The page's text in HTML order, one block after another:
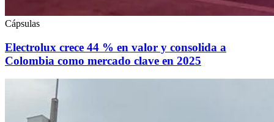
Cápsulas
Electrolux crece 44 % en valor y consolida a
Colombia como mercado clave en 2025